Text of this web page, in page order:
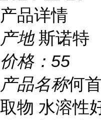
产品详情
产地 斯诺特
价格： 55
产品名称何
取物 水溶性